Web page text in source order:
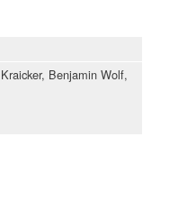
Benjamin Wolf,